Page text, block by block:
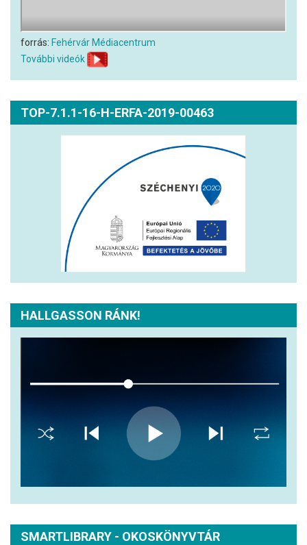
forrás: Fehérvár Médiacentrum
További videók
TOP-7.1.1-16-H-ERFA-2019-00463
HALLGASSON RÁNK!
SMARTLIBRARY - OKOSKÖNYVTÁR